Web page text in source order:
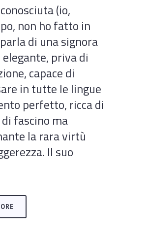
(io,
non ho fatto in
di una signora
priva di
capace di
in tutte le lingue
perfetto, ricca di
fascino ma
la rara virtù
Il suo